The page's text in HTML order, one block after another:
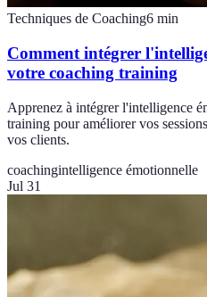
Techniques de Coaching6 min
Comment intégrer
votre coaching training
Apprenez à intégrer l'intelligence
training pour améliorer vos
vos clients.
coachingintelligence émotionnelle
Jul 31